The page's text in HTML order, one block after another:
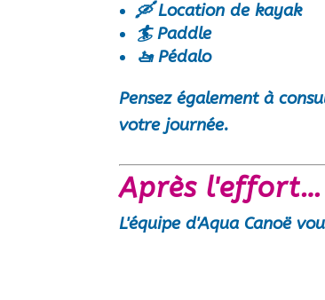
🛶 Location de kayak
🏄 Paddle
🚤 Pédalo
Pensez également à
votre journée.
Après
L'équipe d'Aqua Canoë